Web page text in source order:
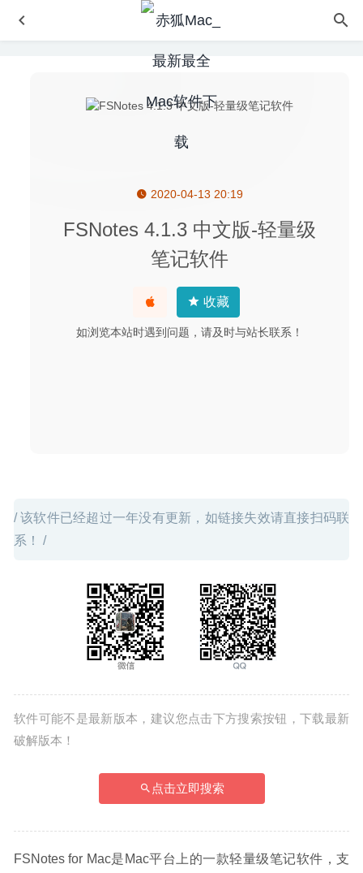
2020-04-13 20:19
FSNotes 4.1.3 中文版-轻量级
笔记软件
收藏
如浏览本站时遇到问题，请及时与站长联系！
/ 该软件已经超过一年没有更新，如链接失效请直接扫码联
系！ /
软件可能不是最新版本，建议您点击下方搜索按钮，下载最新
破解版本！
点击立即搜索
FSNotes for Mac是Mac平台上的一款轻量级笔记软件，支
ON1 NoNoise AI 2024 18.5.1.15726 中文版 – 优秀的AI摄
iClip 5.5.3 – 最强大的剪贴板管理工具 2020-07-21
JixiPix Artista Impresso Pro 1.8.29 – 油画滤镜软件
ConceptDraw Office 11.0.0 – 流程图/思维导图/项目管理套
2024-10-11